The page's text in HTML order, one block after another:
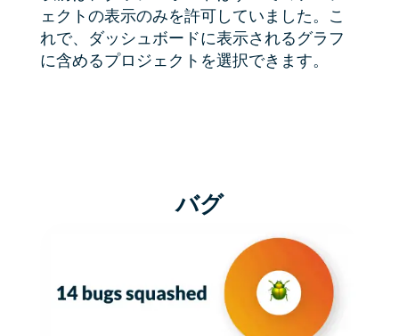
ェクトの表示のみを許可していました。こ
れで、ダッシュボードに表示されるグラフ
に含めるプロジェクトを選択できます。
バグ